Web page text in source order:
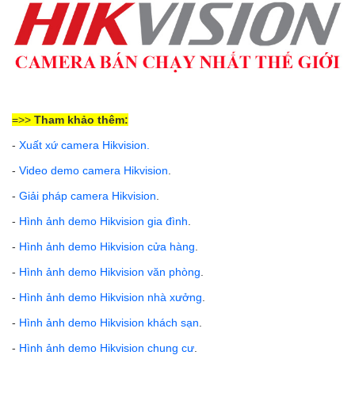
=>> Tham khảo thêm:
- Xuất xứ camera Hikvision
- Video demo camera Hikvision
- Giải pháp camera Hikvision
- Hình ảnh demo Hikvision gia đình
- Hình ảnh demo Hikvision cửa hàng
- Hình ảnh demo Hikvision văn phòng
- Hình ảnh demo Hikvision nhà xưởng
- Hình ảnh demo Hikvision khách sạn
- Hình ảnh demo Hikvision chung cư